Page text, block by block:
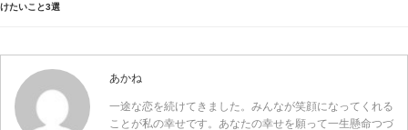
けたいこと3選
あかね
一途な恋を続けてきました。みんなが笑顔になってくれる
ことが私の幸せです。あなたの幸せを願って一生懸命つづ